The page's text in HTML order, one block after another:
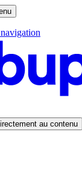
au contenu